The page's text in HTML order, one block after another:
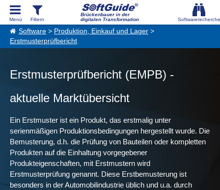
Brückenbauer in der
digitalen Transformation
Software > Produktion, Einkauf und Lager >
Erstmusterprüfbericht
Erstmusterprüfbericht (EMPB) -
aktuelle Marktübersicht
Ein Erstmuster ist ein Produkt, das erstmalig unter
serienmäßigen Produktionsbedingungen hergestellt wurde. Die
Bemusterung, d.h. die Prüfung von Bauteilen oder kompletten
Produkten auf die Einhaltung vorgegebener
Produkteigenschaften, mit Erstmustern wird
Erstmusterprüfung genannt. Diese Erstbemusterung ist
besonders in der Automobilindustrie üblich und u.a. durch